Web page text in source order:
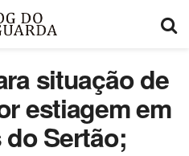
situação de
estiagem em
Sertão;